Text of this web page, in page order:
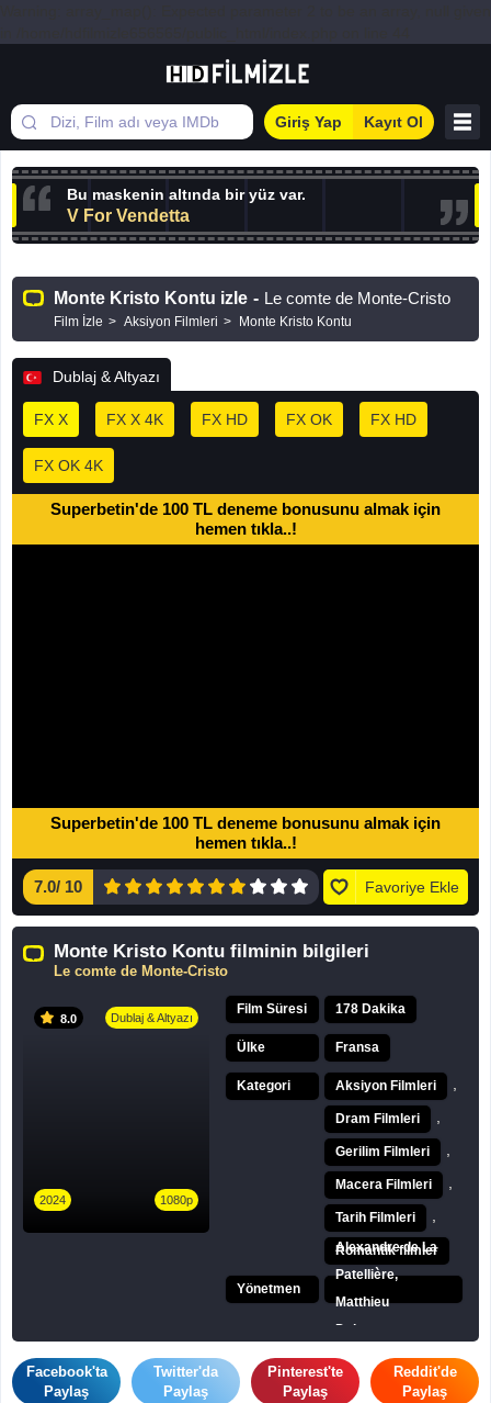
Giriş Yap Kayıt Ol
Bu maskenin altında bir yüz var.
V For Vendetta
Monte Kristo Kontu izle - Le comte de Monte-Cristo
Film İzle Aksiyon Filmleri Monte Kristo Kontu
Dublaj & Altyazı
FX X FX X 4K FX HD FX OK FX HD
FX OK 4K
Superbetin'de 100 TL deneme bonusunu almak için
hemen tıkla..!
Superbetin'de 100 TL deneme bonusunu almak için
hemen tıkla..!
7.0/ 10 Favoriye Ekle
Monte Kristo Kontu filminin bilgileri
Le comte de Monte-Cristo
8.0 Dublaj & Altyazı
2024 1080p
Film Süresi 178 Dakika
Ülke Fransa
Kategori Aksiyon Filmleri
Dram Filmleri
Gerilim Filmleri
Macera Filmleri
Tarih Filmleri
Romantik filmler
Yönetmen
Alexandre de La
Patellière,
Matthieu
Delaporte
Facebook'ta
Paylaş
Twitter'da
Paylaş
Pinterest'te
Paylaş
Reddit'de
Paylaş